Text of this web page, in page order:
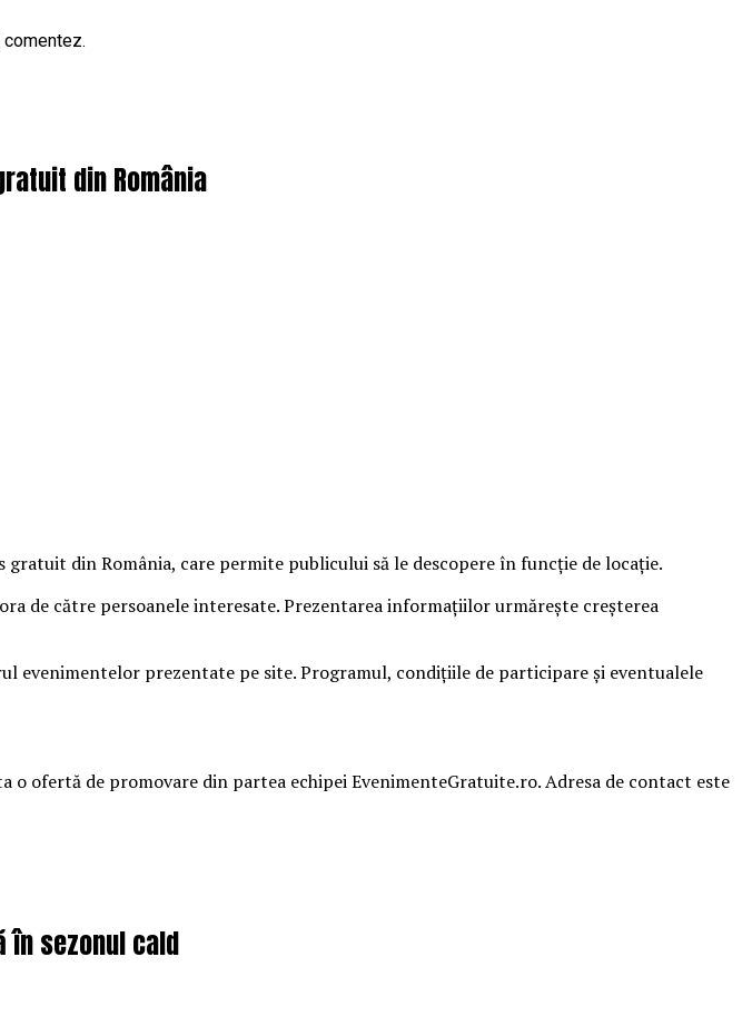
din România
din România, care permite publicului să le descopere în funcție de locație.
de către persoanele interesate. Prezentarea informațiilor urmărește creșterea
evenimentelor prezentate pe site. Programul, condițiile de participare și eventualele
ofertă de promovare din partea echipei EvenimenteGratuite.ro. Adresa de contact este
în sezonul cald